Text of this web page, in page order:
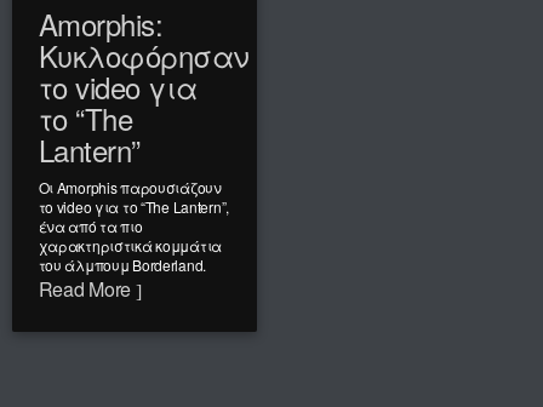
Amorphis:
Κυκλοφόρησαν
το video για
το “The
Lantern”
Οι Amorphis παρουσιάζουν
το video για το “The Lantern”,
ένα από τα πιο
χαρακτηριστικά κομμάτια
του άλμπουμ Borderland.
Read More